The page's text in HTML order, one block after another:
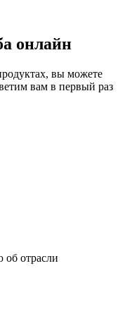
онлайн
вы можете
вам в первый раз
отрасли